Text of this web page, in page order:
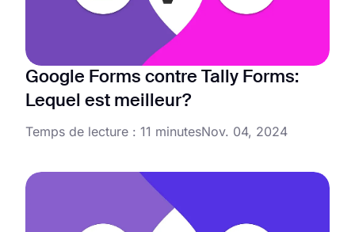
Google Forms contre Tally Forms:
Lequel est meilleur?
Temps de lecture : 11 minutesNov. 04, 2024